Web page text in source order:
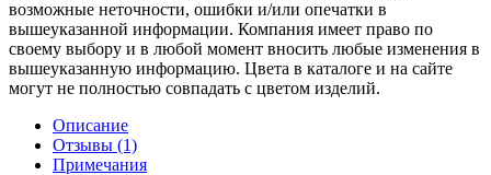
возможные неточности, ошибки и/или опечатки в
вышеуказанной информации. Компания имеет право по
своему выбору и в любой момент вносить любые изменения в
вышеуказанную информацию. Цвета в каталоге и на сайте
могут не полностью совпадать с цветом изделий.
Описание
Отзывы (1)
Примечания